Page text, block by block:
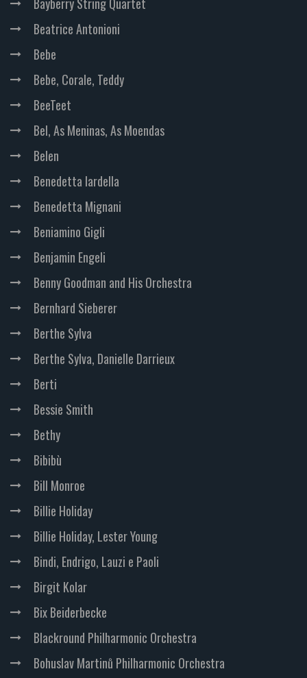
Bayberry String Quartet
Beatrice Antonioni
Bebe
Bebe, Corale, Teddy
BeeTeet
Bel, As Meninas, As Moendas
Belen
Benedetta Iardella
Benedetta Mignani
Beniamino Gigli
Benjamin Engeli
Benny Goodman and His Orchestra
Bernhard Sieberer
Berthe Sylva
Berthe Sylva, Danielle Darrieux
Berti
Bessie Smith
Bethy
Bibibù
Bill Monroe
Billie Holiday
Billie Holiday, Lester Young
Bindi, Endrigo, Lauzi e Paoli
Birgit Kolar
Bix Beiderbecke
Blackround Philharmonic Orchestra
Bohuslav Martinů Philharmonic Orchestra